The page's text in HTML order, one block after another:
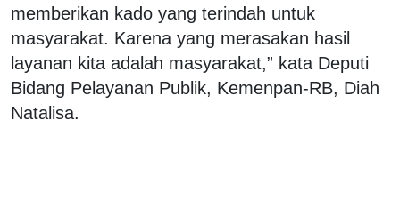
memberikan kado yang terindah untuk
masyarakat. Karena yang merasakan hasil
layanan kita adalah masyarakat,” kata Deputi
Bidang Pelayanan Publik, Kemenpan-RB, Diah
Natalisa.